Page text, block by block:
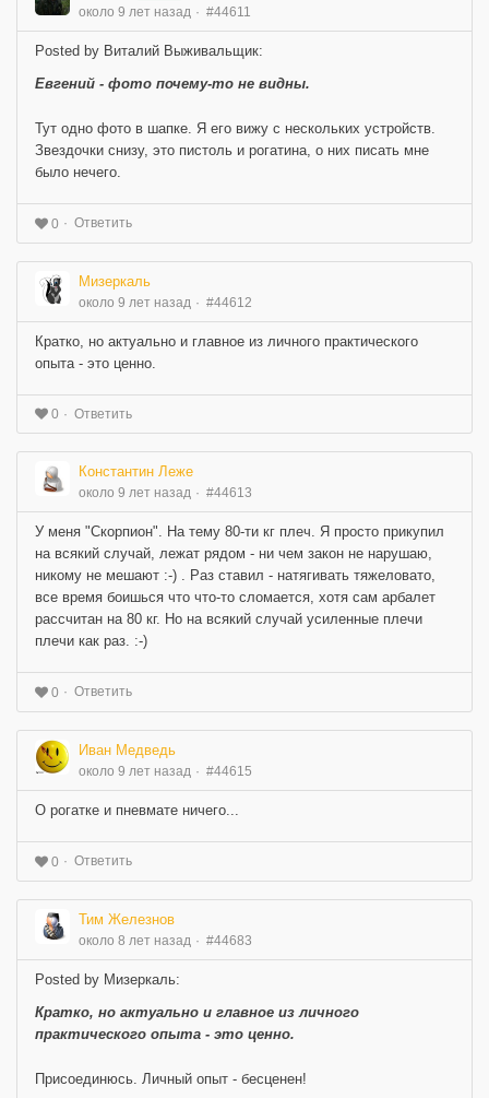
около 9 лет назад #44611
Posted by Виталий Выживальщик:
Евгений - фото почему-то не видны.
Тут одно фото в шапке. Я его вижу с нескольких устройств.
Звездочки снизу, это пистоль и рогатина, о них писать мне
было нечего.
0 Ответить
Мизеркаль
около 9 лет назад #44612
Кратко, но актуально и главное из личного практического
опыта - это ценно.
0 Ответить
Константин Леже
около 9 лет назад #44613
У меня "Скорпион". На тему 80-ти кг плеч. Я просто прикупил
на всякий случай, лежат рядом - ни чем закон не нарушаю,
никому не мешают :-) . Раз ставил - натягивать тяжеловато,
все время боишься что что-то сломается, хотя сам арбалет
рассчитан на 80 кг. Но на всякий случай усиленные плечи
плечи как раз. :-)
0 Ответить
Иван Медведь
около 9 лет назад #44615
О рогатке и пневмате ничего...
0 Ответить
Тим Железнов
около 8 лет назад #44683
Posted by Мизеркаль:
Кратко, но актуально и главное из личного
практического опыта - это ценно.
Присоединюсь. Личный опыт - бесценен!